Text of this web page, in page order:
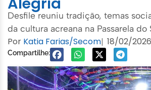
Desfile reuniu tradição, temas
da cultura acreana na Passarela do
Por Katia Farias/Secom| 18/02/2026
Compartilhe: